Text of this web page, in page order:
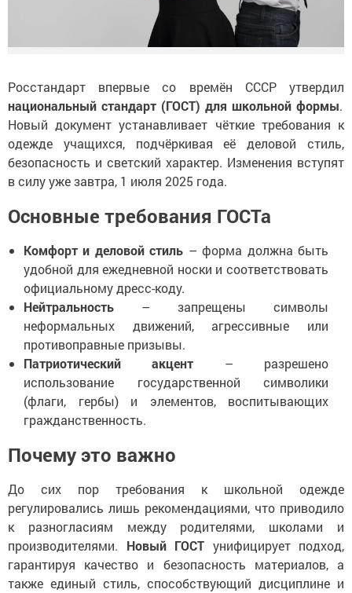
Росстандарт впервые со времён СССР утвердил
национальный стандарт (ГОСТ) для школьной формы.
Новый документ устанавливает чёткие требования к
одежде учащихся, подчёркивая её деловой стиль,
безопасность и светский характер. Изменения вступят
в силу уже завтра, 1 июля 2025 года.
Основные требования ГОСТа
Комфорт и деловой стиль – форма должна быть
удобной для ежедневной носки и соответствовать
официальному дресс-коду.
Нейтральность – запрещены символы
неформальных движений, агрессивные или
противоправные призывы.
Патриотический акцент – разрешено
использование государственной символики
(флаги, гербы) и элементов, воспитывающих
гражданственность.
Почему это важно
До сих пор требования к школьной одежде
регулировались лишь рекомендациями, что приводило
к разногласиям между родителями, школами и
производителями. Новый ГОСТ унифицирует подход,
гарантируя качество и безопасность материалов, а
также единый стиль, способствующий дисциплине и